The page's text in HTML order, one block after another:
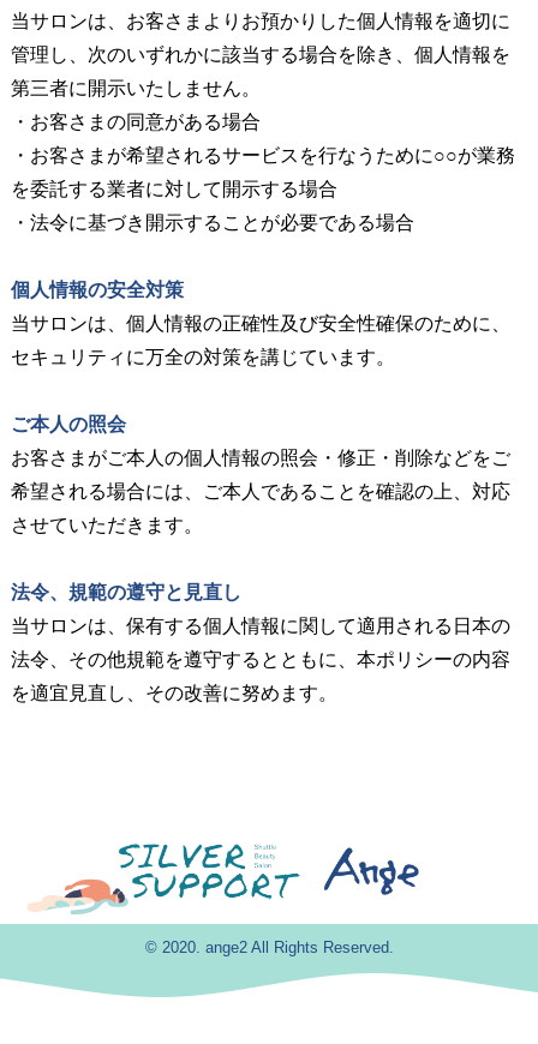
当サロンは、お客さまよりお預かりした個人情報を適切に
管理し、次のいずれかに該当する場合を除き、個人情報を
第三者に開示いたしません。
・お客さまの同意がある場合
・お客さまが希望されるサービスを行なうために○○が業務
を委託する業者に対して開示する場合
・法令に基づき開示することが必要である場合
個人情報の安全対策
当サロンは、個人情報の正確性及び安全性確保のために、
セキュリティに万全の対策を講じています。
ご本人の照会
お客さまがご本人の個人情報の照会・修正・削除などをご
希望される場合には、ご本人であることを確認の上、対応
させていただきます。
法令、規範の遵守と見直し
当サロンは、保有する個人情報に関して適用される日本の
法令、その他規範を遵守するとともに、本ポリシーの内容
を適宜見直し、その改善に努めます。
© 2020. ange2 All Rights Reserved.